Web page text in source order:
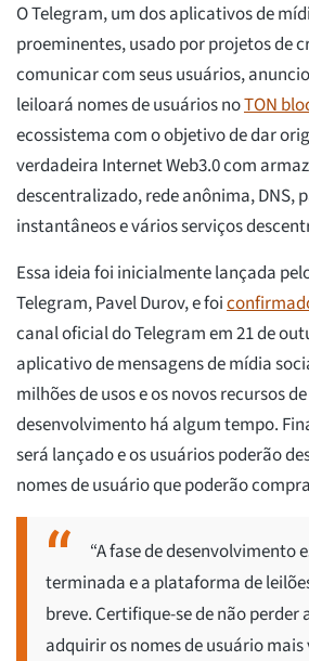
O Telegram, um dos aplicativos de
proeminentes, usado por projetos de
comunicar com seus usuários,
leiloará nomes de usuários noTON
ecossistema com o objetivo de dar
verdadeira Internet Web3.0 com
descentralizado, rede anônima, DNS,
instantâneos e vários serviços
Essa ideia foi inicialmente lançada
Telegram, Pavel Durov, e foi
canal oficial do Telegram em 21 de
aplicativo de mensagens de mídia
milhões de usos e os novos recursos
desenvolvimento há algum tempo.
será lançado e os usuários poderão
nomes de usuário que poderão
“A fase de desenvolvimento
terminada e a plataforma de
breve. Certifique-se de não perder
adquirir os nomes de usuário